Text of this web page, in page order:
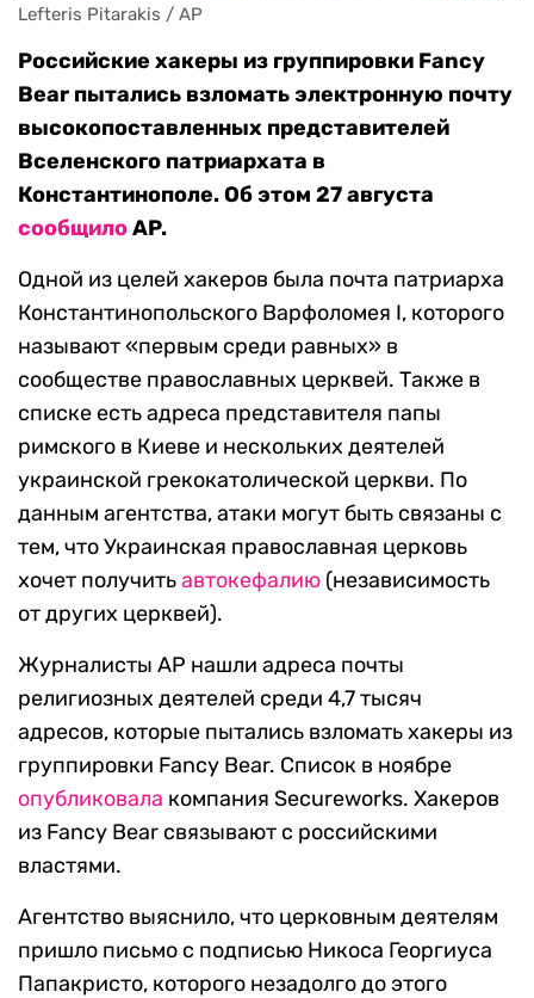
Lefteris Pitarakis / AP
Российские хакеры из группировки Fancy
Bear пытались взломать электронную почту
высокопоставленных представителей
Вселенского патриархата в
Константинополе. Об этом 27 августа
сообщилоAP.
Одной из целей хакеров была почта патриарха
Константинопольского Варфоломея I, которого
называют «первым среди равных» в
сообществе православных церквей. Также в
списке есть адреса представителя папы
римского в Киеве и нескольких деятелей
украинской грекокатолической церкви. По
данным агентства, атаки могут быть связаны с
тем, что Украинская православная церковь
хочет получитьавтокефалию (независимость
от других церквей).
Журналисты AP нашли адреса почты
религиозных деятелей среди 4,7 тысяч
адресов, которые пытались взломать хакеры из
группировки Fancy Bear. Список в ноябре
опубликовала компания Secureworks. Хакеров
из Fancy Bear связывают с российскими
властями.
Агентство выяснило, что церковным деятелям
пришло письмо с подписью Никоса Георгиуса
Папакристо, которого незадолго до этого